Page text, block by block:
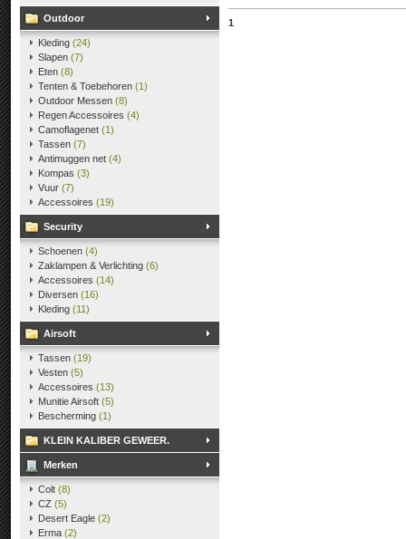
Outdoor
Kleding (24)
Slapen (7)
Eten (8)
Tenten & Toebehoren (1)
Outdoor Messen (8)
Regen Accessoires (4)
Camoflagenet (1)
Tassen (7)
Antimuggen net (4)
Kompas (3)
Vuur (7)
Accessoires (19)
Security
Schoenen (4)
Zaklampen & Verlichting (6)
Accessoires (14)
Diversen (16)
Kleding (11)
Airsoft
Tassen (19)
Vesten (5)
Accessoires (13)
Munitie Airsoft (5)
Bescherming (1)
KLEIN KALIBER GEWEER.
Merken
Colt (8)
CZ (5)
Desert Eagle (2)
Erma (2)
1